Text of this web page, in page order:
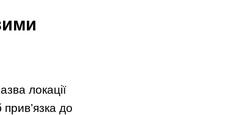
локації
до